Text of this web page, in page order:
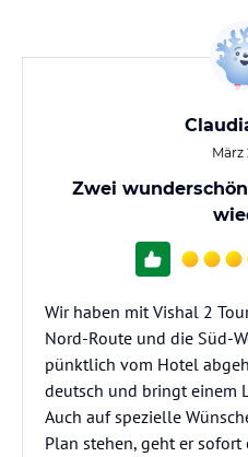
März
Zwei
Wir haben mit Vishal 2
Nord-Route und die Süd-
pünktlich vom Hotel
deutsch und bringt einem
Auch auf spezielle
Plan stehen, geht er